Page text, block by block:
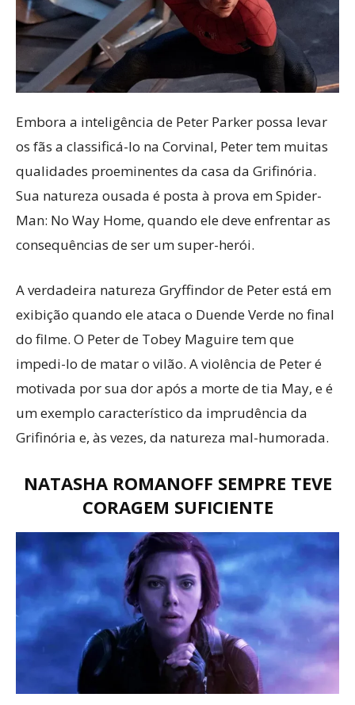
Embora a inteligência de Peter Parker possa levar
os fãs a classificá-lo na Corvinal, Peter tem muitas
qualidades proeminentes da casa da Grifinória.
Sua natureza ousada é posta à prova em Spider-
Man: No Way Home, quando ele deve enfrentar as
consequências de ser um super-herói.
A verdadeira natureza Gryffindor de Peter está em
exibição quando ele ataca o Duende Verde no final
do filme. O Peter de Tobey Maguire tem que
impedi-lo de matar o vilão. A violência de Peter é
motivada por sua dor após a morte de tia May, e é
um exemplo característico da imprudência da
Grifinória e, às vezes, da natureza mal-humorada.
NATASHA ROMANOFF SEMPRE TEVE
CORAGEM SUFICIENTE